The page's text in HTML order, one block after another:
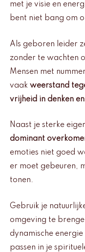
met je visie en
bent niet bang om
Als geboren leider
zonder te wachten
Mensen met
vaak weerstand
vrijheid in denken
Naast je sterke
dominant
emoties niet goed
er moet gebeuren,
tonen.
Gebruik je
omgeving te
dynamische
passen in je